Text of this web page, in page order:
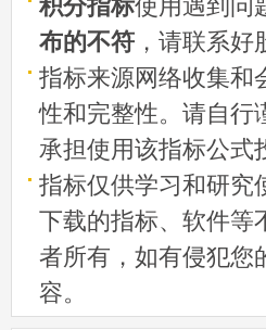
积分指标使用遇到问
布的不符 ，请联系
指标来源网络收集和
性和完整性。请自行
承担使用该指标公式
指标仅供学习和研究
下载的指标、软件等
者所有，如有侵犯您
容。